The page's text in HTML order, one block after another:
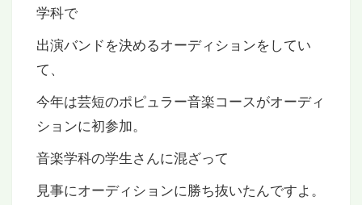
学科で
出演バンドを決めるオーディションをしてい
て、
今年は芸短のポピュラー音楽コースがオーディ
ションに初参加。
音楽学科の学生さんに混ざって
見事にオーディションに勝ち抜いたんですよ。